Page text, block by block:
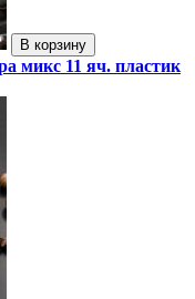
В корзину
микс 11 яч. пластик